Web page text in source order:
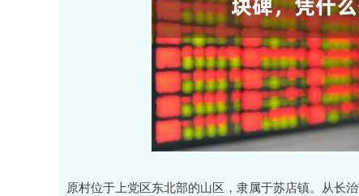
原村位于上党区东北部的山区，隶属于苏店镇。从长